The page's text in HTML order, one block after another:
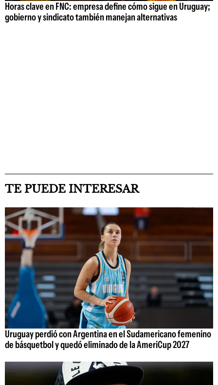
Horas clave en FNC: empresa define cómo sigue en Uruguay;
gobierno y sindicato también manejan alternativas
TE PUEDE INTERESAR
Uruguay perdió con Argentina en el Sudamericano femenino
de básquetbol y quedó eliminado de la AmeriCup 2027